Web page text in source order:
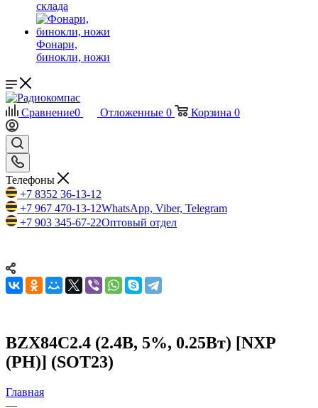
склада
Фонари,
бинокли, ножи
Сравнение0 Отложенные 0 Корзина 0
Телефоны
+7 8352 36-13-12
+7 967 470-13-12WhatsApp, Viber, Telegram
+7 903 345-67-22Оптовый отдел
BZX84C2.4 (2.4В, 5%, 0.25Вт) [NXP
(PH)] (SOT23)
Главная
—